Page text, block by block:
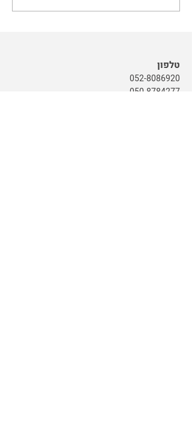
טלפון
052-8086920
050-8784277